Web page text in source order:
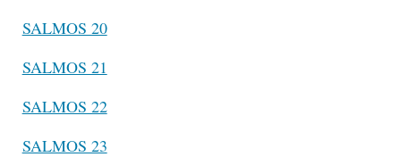
SALMOS 20
SALMOS 21
SALMOS 22
SALMOS 23